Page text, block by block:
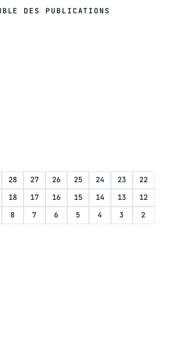
DES PUBLICATIONS
28 27 26 25 24 23
22
18 17 16 15 14 13
12
8 7 6 5 4 3
2